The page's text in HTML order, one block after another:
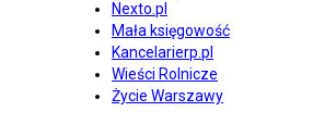
Nexto.pl
Mała księgowość
Kancelarierp.pl
Wieści Rolnicze
Życie Warszawy